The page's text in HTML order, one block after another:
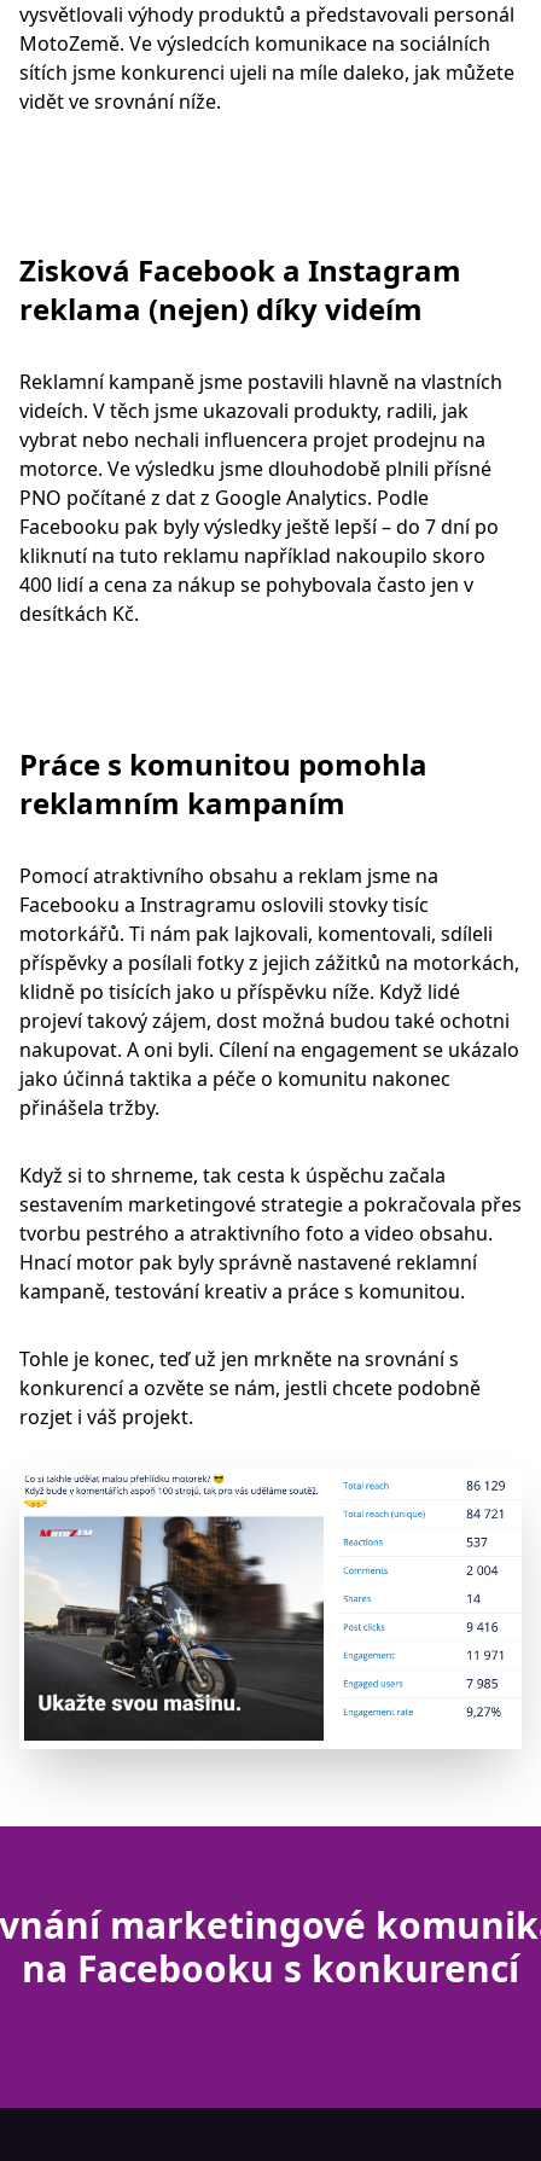
vysvětlovali výhody produktů a představovali personál
MotoZemě. Ve výsledcích komunikace na sociálních
sítích jsme konkurenci ujeli na míle daleko, jak můžete
vidět ve srovnání níže.
Zisková Facebook a Instagram
reklama (nejen) díky videím
Reklamní kampaně jsme postavili hlavně na vlastních
videích. V těch jsme ukazovali produkty, radili, jak
vybrat nebo nechali influencera projet prodejnu na
motorce. Ve výsledku jsme dlouhodobě plnili přísné
PNO počítané z dat z Google Analytics. Podle
Facebooku pak byly výsledky ještě lepší – do 7 dní po
kliknutí na tuto reklamu například nakoupilo skoro
400 lidí a cena za nákup se pohybovala často jen v
desítkách Kč.
Práce s komunitou pomohla
reklamním kampaním
Pomocí atraktivního obsahu a reklam jsme na
Facebooku a Instragramu oslovili stovky tisíc
motorkářů. Ti nám pak lajkovali, komentovali, sdíleli
příspěvky a posílali fotky z jejich zážitků na motorkách,
klidně po tisících jako u příspěvku níže. Když lidé
projeví takový zájem, dost možná budou také ochotni
nakupovat. A oni byli. Cílení na engagement se ukázalo
jako účinná taktika a péče o komunitu nakonec
přinášela tržby.
Když si to shrneme, tak cesta k úspěchu začala
sestavením marketingové strategie a pokračovala přes
tvorbu pestrého a atraktivního foto a video obsahu.
Hnací motor pak byly správně nastavené reklamní
kampaně, testování kreativ a práce s komunitou.
Tohle je konec, teď už jen mrkněte na srovnání s
konkurencí a ozvěte se nám, jestli chcete podobně
rozjet i váš projekt.
marketingové
na Facebooku s konkurencí